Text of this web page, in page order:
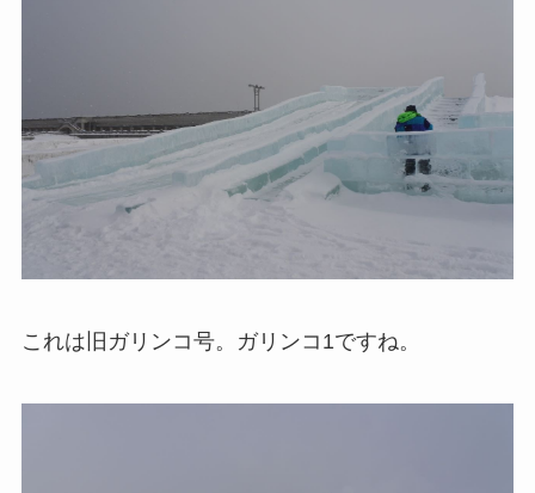
これは旧ガリンコ号。ガリンコ1ですね。